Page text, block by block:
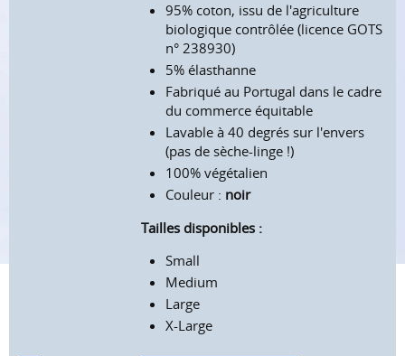
95% coton, issu de l'agriculture
biologique contrôlée (licence GOTS
n° 238930)
5% élasthanne
Fabriqué au Portugal dans le cadre
du commerce équitable
Lavable à 40 degrés sur l'envers
(pas de sèche-linge !)
100% végétalien
Couleur : noir
Tailles disponibles :
Small
Medium
Large
X-Large